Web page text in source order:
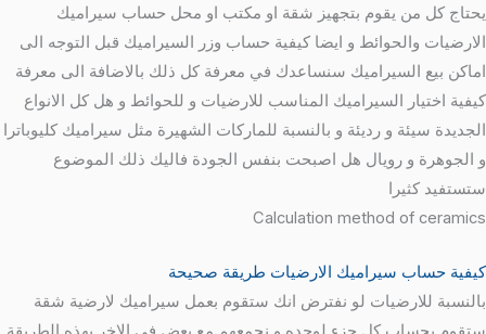
يحتاج كل من يقوم بتجهيز شقة او مكتب او محل حساب سيراميك
الارضيات والحوائط و ايضا كيفية حساب وزر السيراميك قبل التوجه الى
اماكن بيع السيراميك سنساعدك في معرفة كل ذلك بالاضافة الى معرفة
كيفية اختيار السيراميك المناسب للارضيات و للحوائط و هل كل الانواع
الجديدة سيئة و رديئة و بالنسبة للماركات الشهيرة مثل سيراميك كليوباترا
و الجوهرة و رويال هل اصبحت بنفس الجودة فاليك ذلك الموضوع
ستستفيد كثيرا
Calculation method of ceramics
كيفية حساب سيراميك الارضيات طريقة صحيحة
بالنسبة للارضيات لو نفترض انك ستقوم بعمل سيراميك لارضية شقة